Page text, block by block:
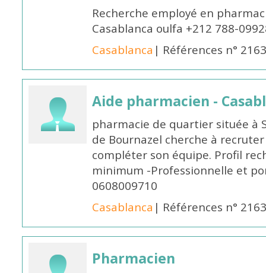
Recherche employé en
Casablanca oulfa +212 788-
Casablanca | Références n°
Aide pharmacien -
pharmacie de quartier située à
de Bournazel cherche à
compléter son équipe. Profil
minimum -Professionnelle et
0608009710
Casablanca | Références n°
Pharmacien